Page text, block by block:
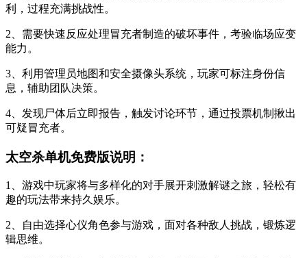
利，过程充满挑战性。
2、需要快速反应处理冒充者制造的破坏事件，考验临场应变
能力。
3、利用管理员地图和安全摄像头系统，玩家可标注身份信
息，辅助团队决策。
4、发现尸体后立即报告，触发讨论环节，通过投票机制揪出
可疑冒充者。
太空杀单机免费版说明：
1、游戏中玩家将与多样化的对手展开刺激解谜之旅，轻松有
趣的玩法带来持久娱乐。
2、自由选择心仪角色参与游戏，面对各种敌人挑战，锻炼逻
辑思维。